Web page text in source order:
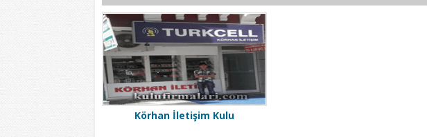
Körhan İletişim Kulu